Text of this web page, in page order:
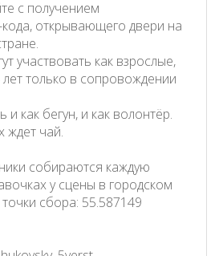
с получением
открывающего двери на
участвовать как взрослые,
лет только в сопровождении
как бегун, и как волонтёр.
ждет чай.
собираются каждую
у сцены в городском
сбора: 55.587149